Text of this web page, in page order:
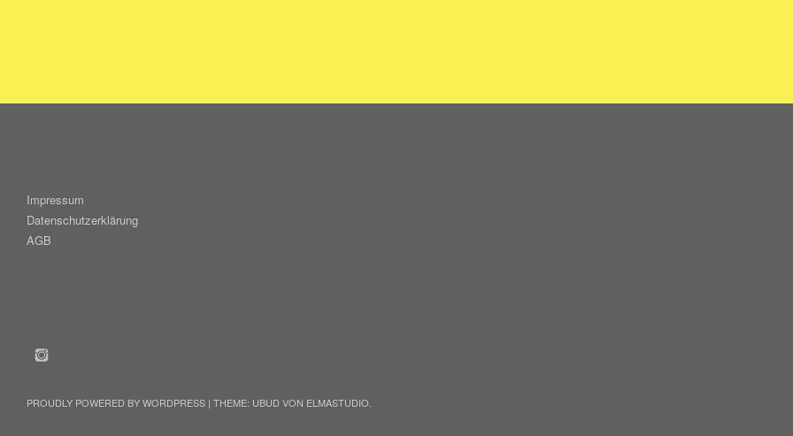
Impressum
Datenschutzerklärung
AGB
PROUDLY POWERED BY WORDPRESS | THEME: UBUD VON ELMASTUDIO